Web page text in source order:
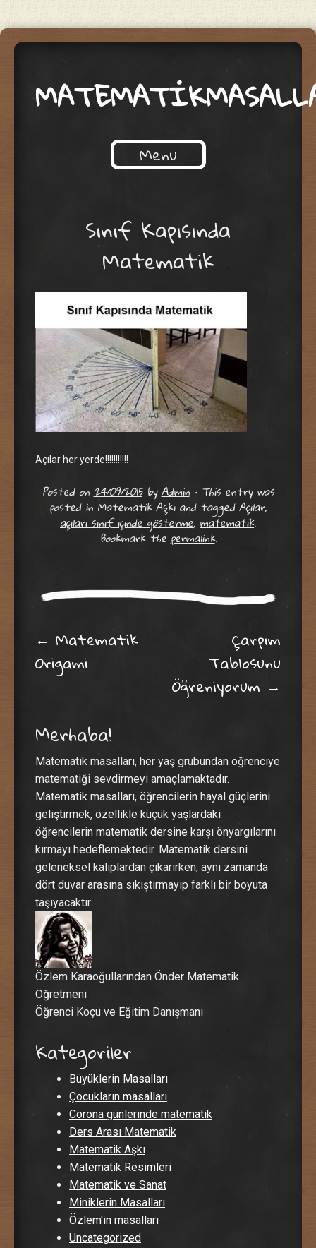
Menu
Sınıf Kapısında
Matematik
Açılar her yerde!!!!!!!!!!!
Posted on24/09/2015byAdmin • This entry was
posted in Matematik Aşkıand taggedAçılar,
açıları sınıf içinde gösterme, matematik.
Bookmark thepermalink.
Post navigation
← Matematik
Origami
Çarpım
Tablosunu
Öğreniyorum →
Merhaba!
Matematik masalları, her yaş grubundan öğrenciye
matematiği sevdirmeyi amaçlamaktadır.
Matematik masalları, öğrencilerin hayal güçlerini
geliştirmek, özellikle küçük yaşlardaki
öğrencilerin matematik dersine karşı önyargılarını
kırmayı hedeflemektedir. Matematik dersini
geleneksel kalıplardan çıkarırken, aynı zamanda
dört duvar arasına sıkıştırmayıp farklı bir boyuta
taşıyacaktır.
Özlem Karaoğullarından Önder Matematik
Öğretmeni
Öğrenci Koçu ve Eğitim Danışmanı
Kategoriler
Büyüklerin Masalları
Çocukların masalları
Corona günlerinde matematik
Ders Arası Matematik
Matematik Aşkı
Matematik Resimleri
Matematik ve Sanat
Miniklerin Masalları
Özlem'in masalları
Uncategorized